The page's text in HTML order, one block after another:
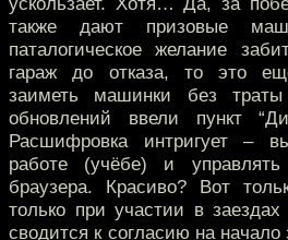
также дают призовые
паталогическое желание
гараж до отказа, то это
заиметь машинки без
обновлений ввели пункт
Расшифровка интригует –
работе (учёбе) и
браузера. Красиво? Вот
только при участии в
сводится к согласию на